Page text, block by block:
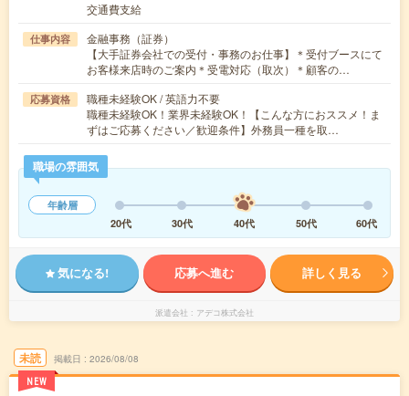
交通費支給
仕事内容
金融事務（証券）
【大手証券会社での受付・事務のお仕事】＊受付ブースにて
お客様来店時のご案内＊受電対応（取次）＊顧客の…
応募資格
職種未経験OK / 英語力不要
職種未経験OK！業界未経験OK！【こんな方におススメ！ま
ずはご応募ください／歓迎条件】外務員一種を取…
職場の雰囲気
年齢層
20代
30代 40代 50代 60代
気になる! 応募へ進む 詳しく見る
派遣会社 アデコ株式会社
未読
NEW
掲載日 2026/08/08